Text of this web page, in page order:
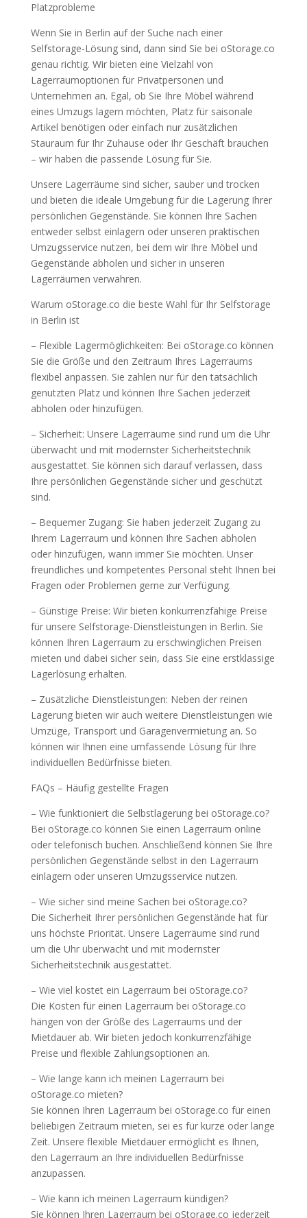
Platzprobleme
Wenn Sie in Berlin auf der Suche nach einer
Selfstorage-Lösung sind, dann sind Sie bei oStorage.co
genau richtig. Wir bieten eine Vielzahl von
Lagerraumoptionen für Privatpersonen und
Unternehmen an. Egal, ob Sie Ihre Möbel während
eines Umzugs lagern möchten, Platz für saisonale
Artikel benötigen oder einfach nur zusätzlichen
Stauraum für Ihr Zuhause oder Ihr Geschäft brauchen
– wir haben die passende Lösung für Sie.
Unsere Lagerräume sind sicher, sauber und trocken
und bieten die ideale Umgebung für die Lagerung Ihrer
persönlichen Gegenstände. Sie können Ihre Sachen
entweder selbst einlagern oder unseren praktischen
Umzugsservice nutzen, bei dem wir Ihre Möbel und
Gegenstände abholen und sicher in unseren
Lagerräumen verwahren.
Warum oStorage.co die beste Wahl für Ihr Selfstorage
in Berlin ist
– Flexible Lagermöglichkeiten: Bei oStorage.co können
Sie die Größe und den Zeitraum Ihres Lagerraums
flexibel anpassen. Sie zahlen nur für den tatsächlich
genutzten Platz und können Ihre Sachen jederzeit
abholen oder hinzufügen.
– Sicherheit: Unsere Lagerräume sind rund um die Uhr
überwacht und mit modernster Sicherheitstechnik
ausgestattet. Sie können sich darauf verlassen, dass
Ihre persönlichen Gegenstände sicher und geschützt
sind.
– Bequemer Zugang: Sie haben jederzeit Zugang zu
Ihrem Lagerraum und können Ihre Sachen abholen
oder hinzufügen, wann immer Sie möchten. Unser
freundliches und kompetentes Personal steht Ihnen bei
Fragen oder Problemen gerne zur Verfügung.
– Günstige Preise: Wir bieten konkurrenzfähige Preise
für unsere Selfstorage-Dienstleistungen in Berlin. Sie
können Ihren Lagerraum zu erschwinglichen Preisen
mieten und dabei sicher sein, dass Sie eine erstklassige
Lagerlösung erhalten.
– Zusätzliche Dienstleistungen: Neben der reinen
Lagerung bieten wir auch weitere Dienstleistungen wie
Umzüge, Transport und Garagenvermietung an. So
können wir Ihnen eine umfassende Lösung für Ihre
individuellen Bedürfnisse bieten.
FAQs – Häufig gestellte Fragen
– Wie funktioniert die Selbstlagerung bei oStorage.co?
Bei oStorage.co können Sie einen Lagerraum online
oder telefonisch buchen. Anschließend können Sie Ihre
persönlichen Gegenstände selbst in den Lagerraum
einlagern oder unseren Umzugsservice nutzen.
– Wie sicher sind meine Sachen bei oStorage.co?
Die Sicherheit Ihrer persönlichen Gegenstände hat für
uns höchste Priorität. Unsere Lagerräume sind rund
um die Uhr überwacht und mit modernster
Sicherheitstechnik ausgestattet.
– Wie viel kostet ein Lagerraum bei oStorage.co?
Die Kosten für einen Lagerraum bei oStorage.co
hängen von der Größe des Lagerraums und der
Mietdauer ab. Wir bieten jedoch konkurrenzfähige
Preise und flexible Zahlungsoptionen an.
– Wie lange kann ich meinen Lagerraum bei
oStorage.co mieten?
Sie können Ihren Lagerraum bei oStorage.co für einen
beliebigen Zeitraum mieten, sei es für kurze oder lange
Zeit. Unsere flexible Mietdauer ermöglicht es Ihnen,
den Lagerraum an Ihre individuellen Bedürfnisse
anzupassen.
– Wie kann ich meinen Lagerraum kündigen?
Sie können Ihren Lagerraum bei oStorage.co jederzeit